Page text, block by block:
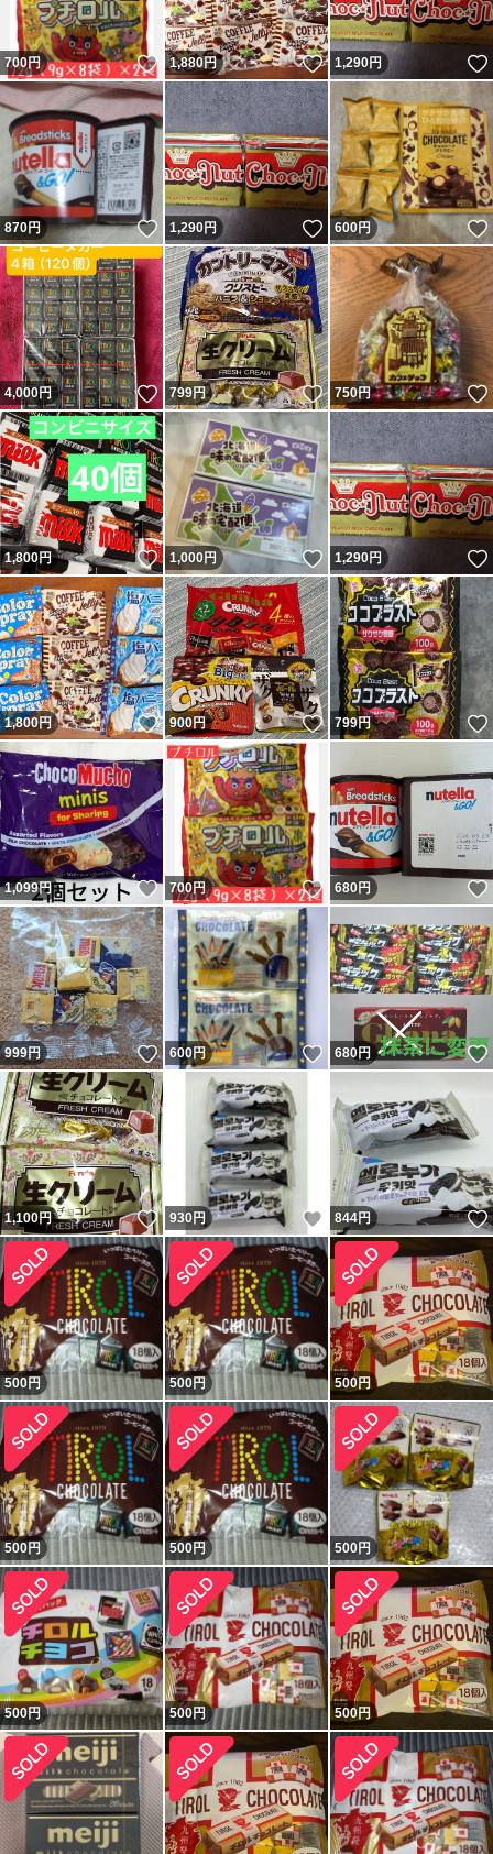
700円 いいね！
1,880円 いいね！
1,290円
870円 いいね！
1,290円 いいね！
600円
4,000円 いいね！
799円 いいね！
750円
1,800円 いいね！
1,000円 いいね！
1,290円
1,800円 いいね！
900円 いいね！
799円
1,099円 いいね！
700円 いいね！
680円
999円 いいね！
600円 いいね！
680円
1,100円 いいね！
930円 いいね！
844円
500円 500円 500円
500円 500円 500円
500円 500円 500円